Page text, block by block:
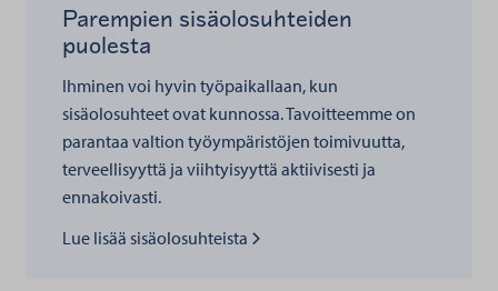
Parempien sisäolosuhteiden
puolesta
Ihminen voi hyvin työpaikallaan, kun
sisäolosuhteet ovat kunnossa. Tavoitteemme on
parantaa valtion työympäristöjen toimivuutta,
terveellisyyttä ja viihtyisyyttä aktiivisesti ja
ennakoivasti.
Lue lisää kohteesta
Lue lisää sisäolosuhteista